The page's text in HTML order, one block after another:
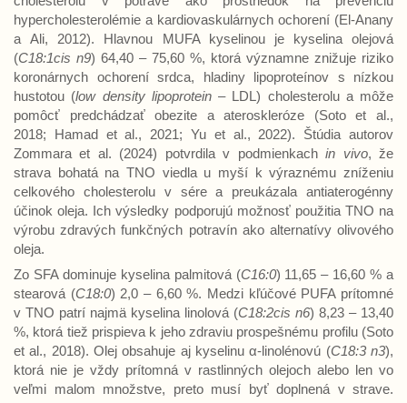
hypercholesterolémie a kardiovaskulárnych ochorení (El-Anany
a Ali, 2012). Hlavnou MUFA kyselinou je kyselina olejová
(C18:1cis n9) 64,40 – 75,60 %, ktorá významne znižuje riziko
koronárnych ochorení srdca, hladiny lipoproteínov s nízkou
hustotou (low density lipoprotein – LDL) cholesterolu a môže
pomôcť predchádzať obezite a ateroskleróze (Soto et al.,
2018; Hamad et al., 2021; Yu et al., 2022). Štúdia autorov
Zommara et al. (2024) potvrdila v podmienkachin vivo, že
strava bohatá na TNO viedla u myší k výraznému zníženiu
celkového cholesterolu v sére a preukázala antiaterogénny
účinok oleja. Ich výsledky podporujú možnosť použitia TNO na
výrobu zdravých funkčných potravín ako alternatívy olivového
oleja.
Zo SFA dominuje kyselina palmitová (C16:0) 11,65 – 16,60 % a
stearová (C18:0) 2,0 – 6,60 %. Medzi kľúčové PUFA prítomné
v TNO patrí najmä kyselina linolová (C18:2cis n6) 8,23 – 13,40
%, ktorá tiež prispieva k jeho zdraviu prospešnému profilu (Soto
et al., 2018). Olej obsahuje aj kyselinu α-linolénovú (C18:3 n3),
ktorá nie je vždy prítomná v rastlinných olejoch alebo len vo
veľmi malom množstve, preto musí byť doplnená v strave.